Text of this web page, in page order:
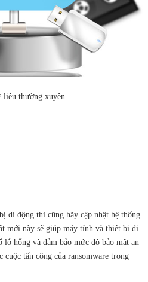
liệu thường xuyên
di động thì cũng hãy cập nhật hệ thống
mới này sẽ giúp máy tính và thiết bị di
lỗ hổng và đảm bảo mức độ bảo mật an
cuộc tấn công của ransomware trong